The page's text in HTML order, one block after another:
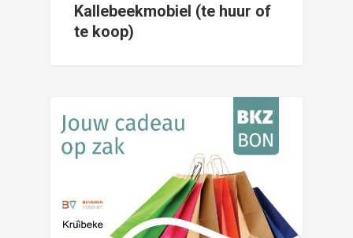
Kallebeekmobiel (te huur of
te koop)